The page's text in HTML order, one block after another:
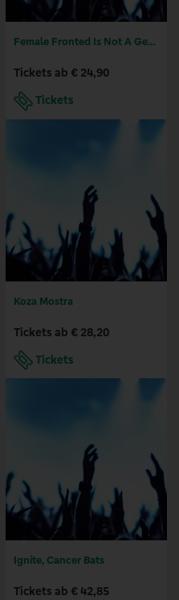
Female Fronted Is Not A Genre
Tickets ab € 24,90
Tickets
Koza Mostra
Tickets ab € 28,20
Tickets
Ignite, Cancer Bats
Tickets ab € 42,85